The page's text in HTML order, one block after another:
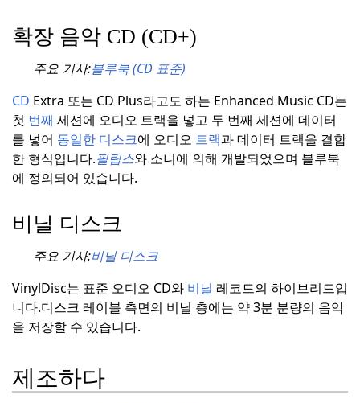
확장 음악 CD (CD+)
주요 기사:블루북 (CD 표준)
CD Extra 또는 CD Plus라고도 하는 Enhanced Music CD는
첫 번째 세션에 오디오 트랙을 넣고 두 번째 세션에 데이터
를 넣어 동일한 디스크에 오디오 트랙과 데이터 트랙을 결합
한 형식입니다.필립스와 소니에 의해 개발되었으며 블루북
에 정의되어 있습니다.
비닐 디스크
주요 기사:비닐 디스크
VinylDisc는 표준 오디오 CD와 비닐 레코드의 하이브리드입
니다.디스크 레이블 측면의 비닐 층에는 약 3분 분량의 음악
을 저장할 수 있습니다.
제조하다